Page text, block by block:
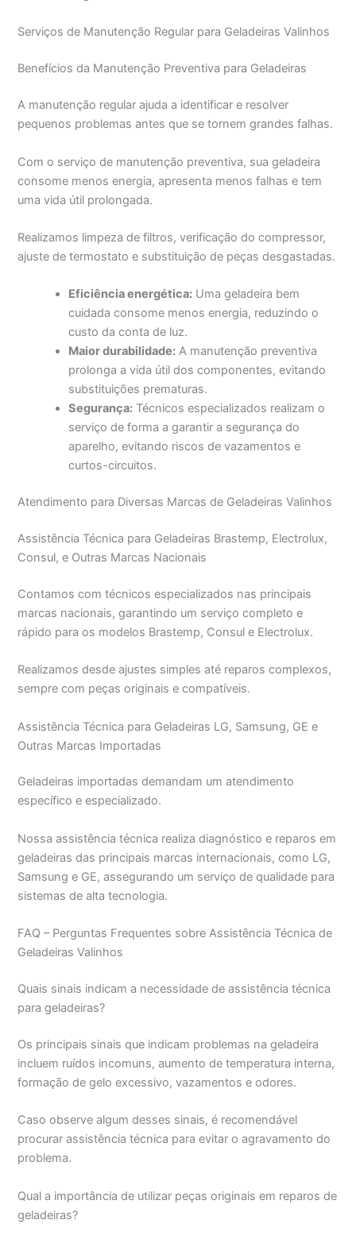
Serviços de Manutenção Regular para Geladeiras Valinhos
Benefícios da Manutenção Preventiva para Geladeiras
A manutenção regular ajuda a identificar e resolver
pequenos problemas antes que se tornem grandes falhas.
Com o serviço de manutenção preventiva, sua geladeira
consome menos energia, apresenta menos falhas e tem
uma vida útil prolongada.
Realizamos limpeza de filtros, verificação do compressor,
ajuste de termostato e substituição de peças desgastadas.
Eficiência energética: Uma geladeira bem
cuidada consome menos energia, reduzindo o
custo da conta de luz.
Maior durabilidade: A manutenção preventiva
prolonga a vida útil dos componentes, evitando
substituições prematuras.
Segurança: Técnicos especializados realizam o
serviço de forma a garantir a segurança do
aparelho, evitando riscos de vazamentos e
curtos-circuitos.
Atendimento para Diversas Marcas de Geladeiras Valinhos
Assistência Técnica para Geladeiras Brastemp, Electrolux,
Consul, e Outras Marcas Nacionais
Contamos com técnicos especializados nas principais
marcas nacionais, garantindo um serviço completo e
rápido para os modelos Brastemp, Consul e Electrolux.
Realizamos desde ajustes simples até reparos complexos,
sempre com peças originais e compatíveis.
Assistência Técnica para Geladeiras LG, Samsung, GE e
Outras Marcas Importadas
Geladeiras importadas demandam um atendimento
específico e especializado.
Nossa assistência técnica realiza diagnóstico e reparos em
geladeiras das principais marcas internacionais, como LG,
Samsung e GE, assegurando um serviço de qualidade para
sistemas de alta tecnologia.
FAQ – Perguntas Frequentes sobre Assistência Técnica de
Geladeiras Valinhos
Quais sinais indicam a necessidade de assistência técnica
para geladeiras?
Os principais sinais que indicam problemas na geladeira
incluem ruídos incomuns, aumento de temperatura interna,
formação de gelo excessivo, vazamentos e odores.
Caso observe algum desses sinais, é recomendável
procurar assistência técnica para evitar o agravamento do
problema.
Qual a importância de utilizar peças originais em reparos de
geladeiras?